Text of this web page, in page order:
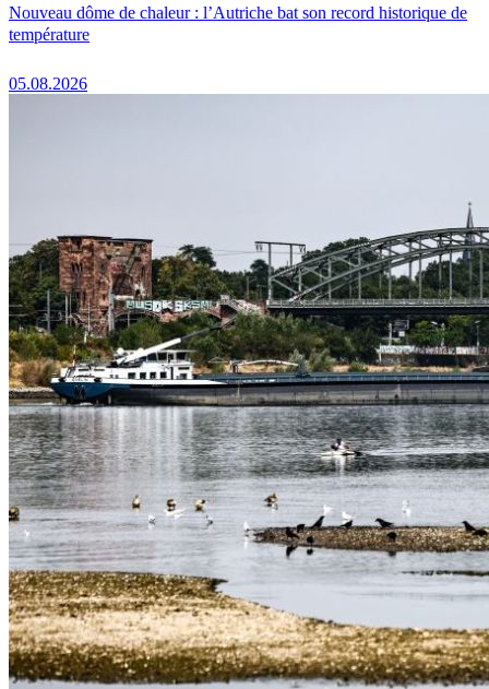
Nouveau dôme de chaleur : l’Autriche bat son record historique de
température
05.08.2026